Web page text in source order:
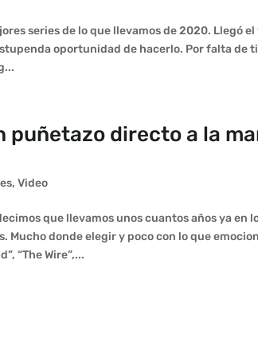
series de lo que llevamos de 2020. Llegó
oportunidad de hacerlo. Por falta de
puñetazo directo a la
,Video
que llevamos unos cuantos años ya en
Mucho donde elegir y poco con lo que
“The Wire”,...